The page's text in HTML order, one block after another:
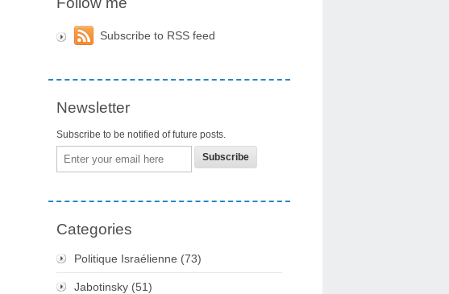
Subscribe to RSS feed
Newsletter
Subscribe to be notified of future posts.
Email
Categories
Politique Israélienne (73)
Jabotinsky (51)